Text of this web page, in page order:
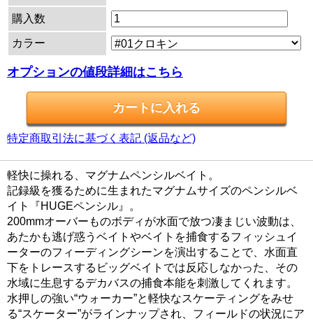
購入数
カラー
オプションの値段詳細はこちら
特定商取引法に基づく表記 (返品など)
軽快に操れる、マグナムペンシルベイト。
記録級を獲るために生まれたマグナムサイズのペンシルベ
イト『HUGEペンシル』。
200mmオーバーものボディが水面で放つ凄まじい波動は、
あたかも逃げ惑うベイトやベイトを捕食するフィッシュイ
ーターのフィーディングシーンを演出することで、水面直
下をトレースするビッグベイトでは反応しなかった、その
水域に生息するデカバスの捕食本能を刺激してくれます。
水押しの強い“ウォーカー”と軽快なスケーティングをみせ
る“スケーター”がラインナップされ、フィールドの状況にア